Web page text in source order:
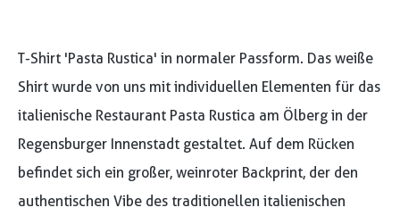
T-Shirt 'Pasta Rustica' in normaler Passform. Das weiße
Shirt wurde von uns mit individuellen Elementen für das
italienische Restaurant Pasta Rustica am Ölberg in der
Regensburger Innenstadt gestaltet. Auf dem Rücken
befindet sich ein großer, weinroter Backprint, der den
authentischen Vibe des traditionellen italienischen